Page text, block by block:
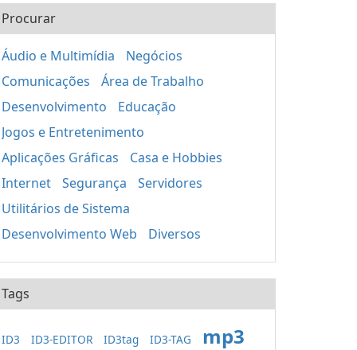
Procurar
Áudio e Multimídia
Negócios
Comunicações
Área de Trabalho
Desenvolvimento
Educação
Jogos e Entretenimento
Aplicações Gráficas
Casa e Hobbies
Internet
Segurança
Servidores
Utilitários de Sistema
Desenvolvimento Web
Diversos
Tags
ID3 ID3-EDITOR ID3tag ID3-TAG mp3